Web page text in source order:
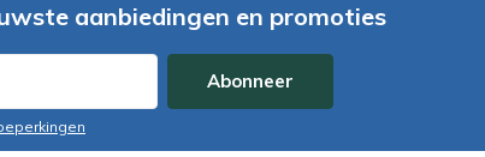
aanbiedingen en promoties
Abonneer